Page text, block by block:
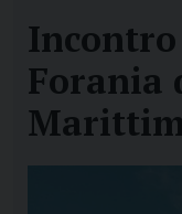
Forania